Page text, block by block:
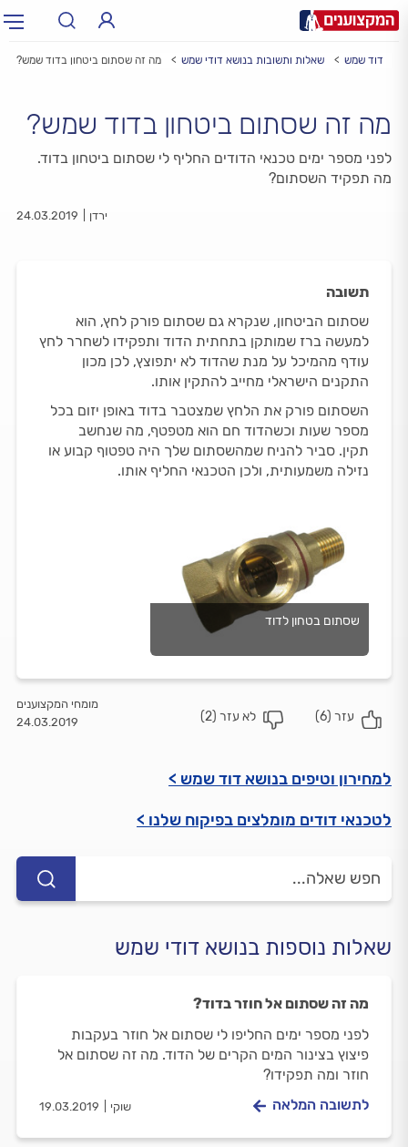
עיר: תל אביב, חיפה…
דוד שמש שאלות ותשובות בנושא דודי שמש מה זה שסתום ביטחון בדוד שמש?
מה זה שסתום ביטחון בדוד שמש?
לפני מספר ימים טכנאי הדודים החליף לי שסתום ביטחון בדוד.
מה תפקיד השסתום?
ירדן 24.03.2019
תשובה
שסתום הביטחון, שנקרא גם שסתום פורק לחץ, הוא
למעשה ברז שמותקן בתחתית הדוד ותפקידו לשחרר לחץ
עודף מהמיכל על מנת שהדוד לא יתפוצץ, לכן מכון
התקנים הישראלי מחייב להתקין אותו.
השסתום פורק את הלחץ שמצטבר בדוד באופן יזום בכל
מספר שעות וכשהדוד חם הוא מטפטף, מה שנחשב
תקין. סביר להניח שמהשסתום שלך היה טפטוף קבוע או
נזילה משמעותית, ולכן הטכנאי החליף אותו.
שסתום בטחון לדוד
6
)
2
)
מומחי המקצוענים
24.03.2019
למחירון וטיפים בנושא דוד שמש >
לטכנאי דודים מומלצים בפיקוח שלנו >
שאלות נוספות בנושא דודי שמש
מה זה שסתום אל חוזר בדוד?
לפני מספר ימים החליפו לי שסתום אל חוזר בעקבות
פיצוץ בצינור המים הקרים של הדוד. מה זה שסתום אל
חוזר ומה תפקידו?
שוקי 19.03.2019 לתשובה המלאה